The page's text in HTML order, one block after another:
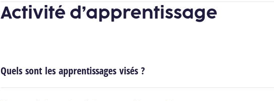
Activité d’apprentissage
Quels sont les apprentissages visés ?